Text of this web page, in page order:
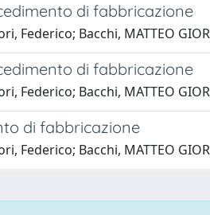
di fabbricazione
Federico; Bacchi, MATTEO
di fabbricazione
Federico; Bacchi, MATTEO
di fabbricazione
Federico; Bacchi, MATTEO